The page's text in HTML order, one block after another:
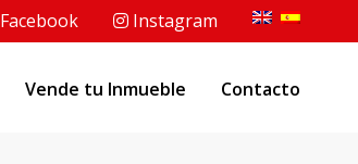
Facebook Instagram
Vende tu Inmueble Contacto